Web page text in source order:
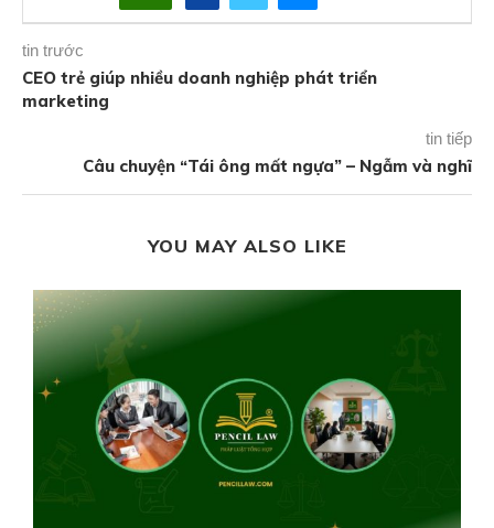
tin trước
CEO trẻ giúp nhiều doanh nghiệp phát triển
marketing
tin tiếp
Câu chuyện “Tái ông mất ngựa” – Ngẫm và nghĩ
YOU MAY ALSO LIKE